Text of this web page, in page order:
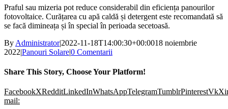
Praful sau mizeria pot reduce considerabil din eficiența panourilor
fotovoltaice. Curățarea cu apă caldă și detergent este recomandată să
se facă dimineața și în special în perioada secetoasă.
By Administrator|2022-11-18T14:00:30+00:0018 noiembrie
2022|Panouri Solare|0 Comentarii
Share This Story, Choose Your Platform!
FacebookXRedditLinkedInWhatsAppTelegramTumblrPinterestVk
mail: